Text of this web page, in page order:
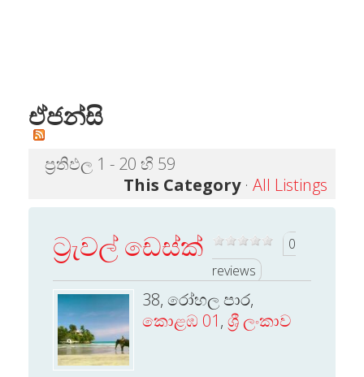
ඒජන්සි
ප්‍රතිඵල 1 - 20 හි 59
This Category· All Listings
ට්‍රැවල් ඩෙස්ක්
0
reviews
38, රෝහල පාර,
කොළඹ 01, ශ්‍රී ලංකාව